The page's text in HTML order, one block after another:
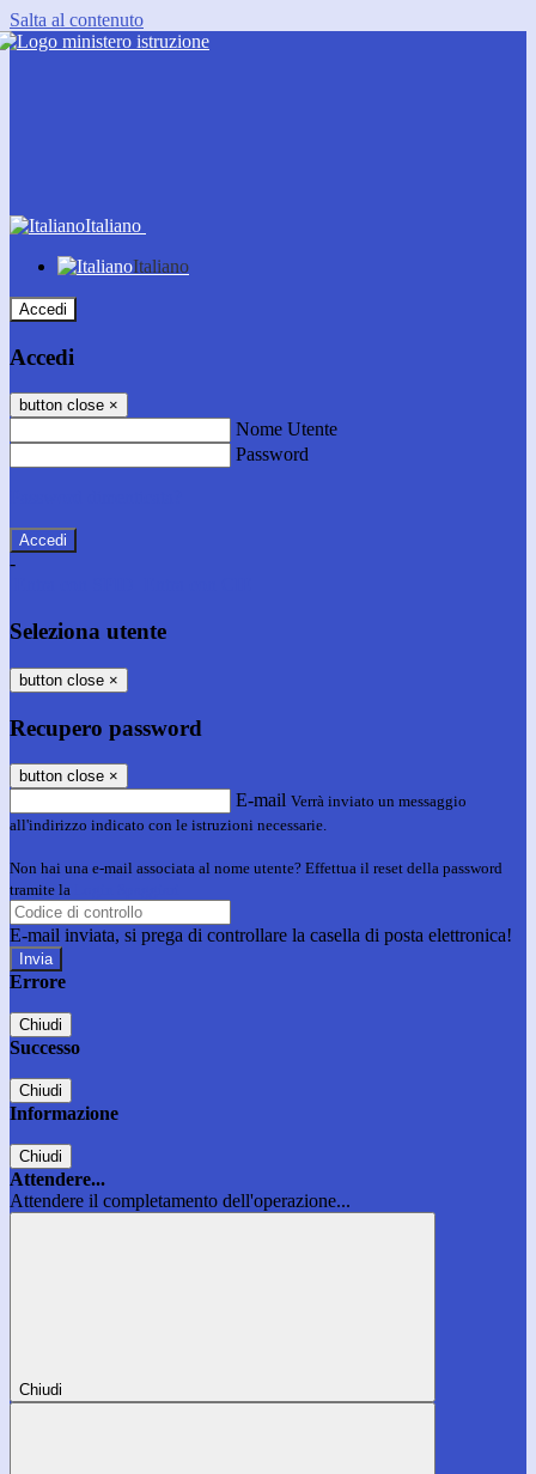
Salta al contenuto
Italiano
Italiano
Accedi
Accedi
button close ×
Nome Utente
Password
-
Seleziona utente
button close ×
Recupero password
button close ×
E-mail Verrà inviato un messaggio
all'indirizzo indicato con le istruzioni necessarie.
Non hai una e-mail associata al nome utente? Effettua il reset della password
tramite la
E-mail inviata, si prega di controllare la casella di posta elettronica!
Errore
Chiudi
Successo
Chiudi
Informazione
Chiudi
Attendere...
Attendere il completamento dell'operazione...
Chiudi